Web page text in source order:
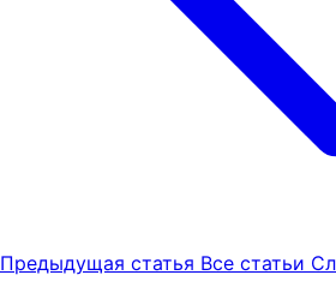
Предыдущая статья Все статьи